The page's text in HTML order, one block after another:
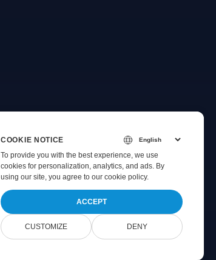
COOKIE NOTICE
To provide you with the best experience, we use
cookies for personalization, analytics, and ads. By
using our site, you agree to our cookie policy.
ACCEPT
CUSTOMIZE DENY